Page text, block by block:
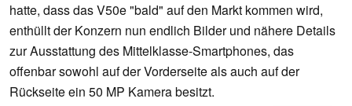
hatte, dass das V50e "bald" auf den Markt kommen wird,
enthüllt der Konzern nun endlich Bilder und nähere Details
zur Ausstattung des Mittelklasse-Smartphones, das
offenbar sowohl auf der Vorderseite als auch auf der
Rückseite ein 50 MP Kamera besitzt.